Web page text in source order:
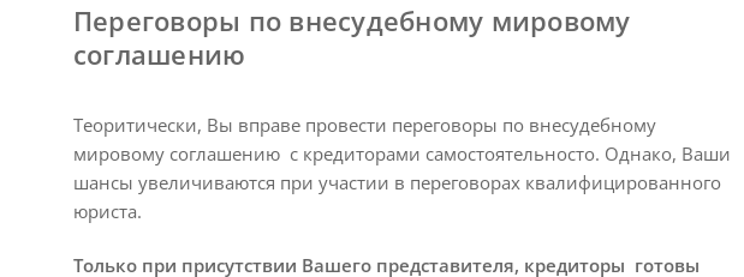
Переговоры по внесудебному мировому
соглашению
Теоритически, Вы вправе провести переговоры по внесудебному
мировому соглашению с кредиторами самостоятельносто. Однако, Ваши
шансы увеличиваются при участии в переговорах квалифицированного
юриста.
Только при присутствии Вашего представителя, кредиторы готовы